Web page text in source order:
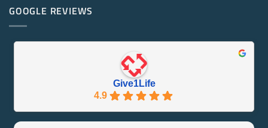
Friendly
y
Give1Life!
PowerEdge
M1000e
Información
GOOGLE REVIEWS
Give1Life
4.9